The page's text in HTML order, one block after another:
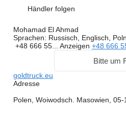
Händler folgen
Mohamad El Ahmad
Sprachen: Russisch, Englisch,
+48 666 55... Anzeigen +48 666
Bitte um
goldtruck.eu
Adresse
Polen, Woiwodsch. Masowien,